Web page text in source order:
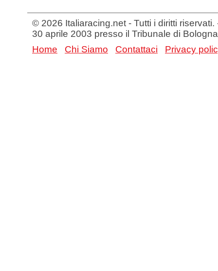
© 2026 Italiaracing.net - Tutti i diritti
30 aprile 2003 presso il Tribunale di Bologna
Home
Chi Siamo Contattaci Privacy